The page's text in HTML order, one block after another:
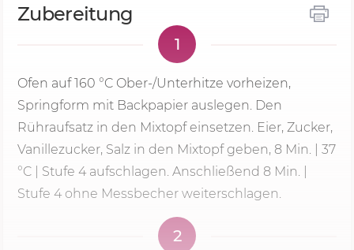
Zubereitung
1
Ofen auf160 °C Ober-/Unterhitze vorheizen,
Springform mit Backpapier auslegen. Den
Rühraufsatz in den Mixtopf einsetzen. Eier, Zucker,
Vanillezucker, Salz in den Mixtopf geben, 8 Min.
| 37
°C | Stufe 4 aufschlagen. Anschließend 8 Min.
Stufe 4 ohne Messbecher weiterschlagen.
2